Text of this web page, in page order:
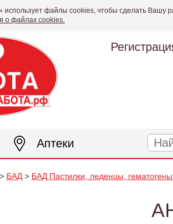
использует файлы cookies, чтобы сделать Вашу
о файлах cookies.
Аптеки
> БАД > БАД Пастилки, леденцы,